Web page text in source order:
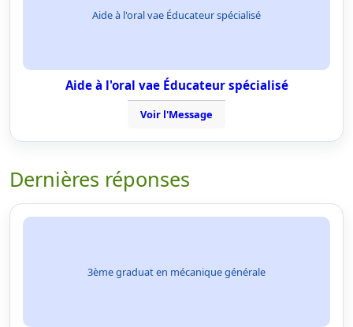
Aide à l'oral vae Éducateur spécialisé
Aide à l'oral vae Éducateur spécialisé
Voir l'Message
Dernières réponses
3ème graduat en mécanique générale